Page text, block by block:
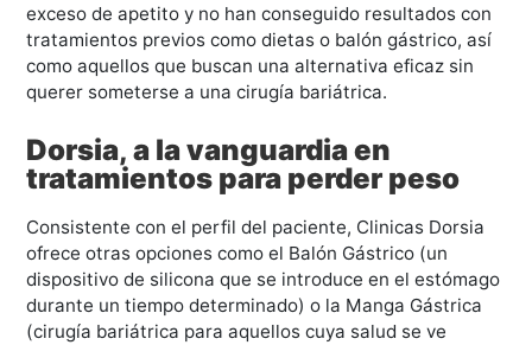
exceso de apetito y no han conseguido resultados con
tratamientos previos como dietas o balón gástrico, así
como aquellos que buscan una alternativa eficaz sin
querer someterse a una cirugía bariátrica.
Dorsia, a la vanguardia en
tratamientos para perder peso
Consistente con el perfil del paciente, Clinicas Dorsia
ofrece otras opciones como el Balón Gástrico (un
dispositivo de silicona que se introduce en el estómago
durante un tiempo determinado) o la Manga Gástrica
(cirugía bariátrica para aquellos cuya salud se ve